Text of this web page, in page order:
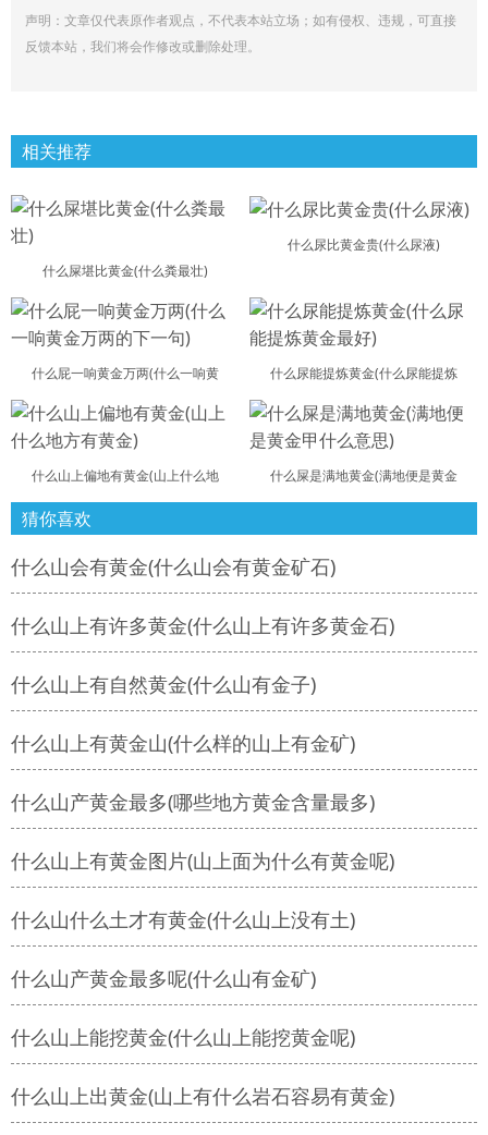
声明：文章仅代表原作者观点，不代表本站立场；如有侵权、违规，可直接
反馈本站，我们将会作修改或删除处理。
相关推荐
什么屎堪比黄金(什么粪最壮)
什么尿比黄金贵(什么尿液)
什么屁一响黄金万两(什么一响黄 什么尿能提炼黄金(什么尿能提炼
什么山上偏地有黄金(山上什么地 什么屎是满地黄金(满地便是黄金
猜你喜欢
什么山会有黄金(什么山会有黄金矿石)
什么山上有许多黄金(什么山上有许多黄金石)
什么山上有自然黄金(什么山有金子)
什么山上有黄金山(什么样的山上有金矿)
什么山产黄金最多(哪些地方黄金含量最多)
什么山上有黄金图片(山上面为什么有黄金呢)
什么山什么土才有黄金(什么山上没有土)
什么山产黄金最多呢(什么山有金矿)
什么山上能挖黄金(什么山上能挖黄金呢)
什么山上出黄金(山上有什么岩石容易有黄金)